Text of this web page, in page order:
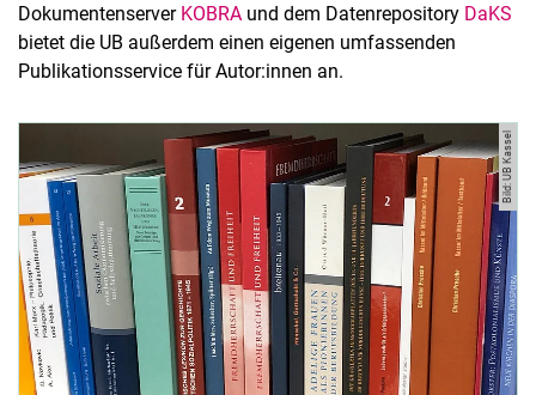
Dokumentenserver KOBRA und dem Datenrepository DaKS
bietet die UB außerdem einen eigenen umfassenden
Publikationsservice für Autor:innen an.
Bild: UB Kassel